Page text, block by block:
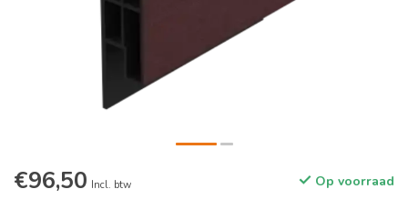
€96,50 Incl. btw Op voorraad